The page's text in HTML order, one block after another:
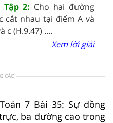
2: Cho hai đường
cắt nhau tại điểm A và
c (H.9.47) ....
Xem lời giải
CÁO
7 Bài 35: Sự đồng
ba đường cao trong